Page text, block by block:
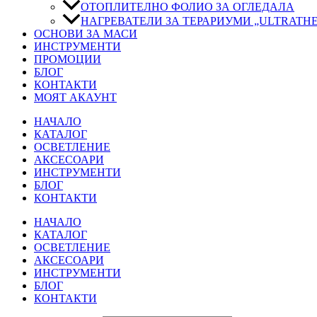
ОТОПЛИТЕЛНО ФОЛИО ЗА ОГЛЕДАЛА
НАГРЕВАТЕЛИ ЗА ТЕРАРИУМИ
ОСНОВИ ЗА МАСИ
ИНСТРУМЕНТИ
ПРОМОЦИИ
БЛОГ
КОНТАКТИ
МОЯТ АКАУНТ
НАЧАЛО
КАТАЛОГ
ОСВЕТЛЕНИЕ
АКСЕСОАРИ
ИНСТРУМЕНТИ
БЛОГ
КОНТАКТИ
НАЧАЛО
КАТАЛОГ
ОСВЕТЛЕНИЕ
АКСЕСОАРИ
ИНСТРУМЕНТИ
БЛОГ
КОНТАКТИ